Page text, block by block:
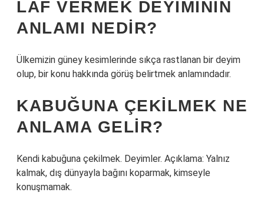
LAF VERMEK DEYIMININ
ANLAMI NEDIR?
Ülkemizin güney kesimlerinde sıkça rastlanan bir deyim
olup, bir konu hakkında görüş belirtmek anlamındadır.
KABUĞUNA ÇEKILMEK NE
ANLAMA GELIR?
Kendi kabuğuna çekilmek. Deyimler. Açıklama: Yalnız
kalmak, dış dünyayla bağını koparmak, kimseyle
konuşmamak.